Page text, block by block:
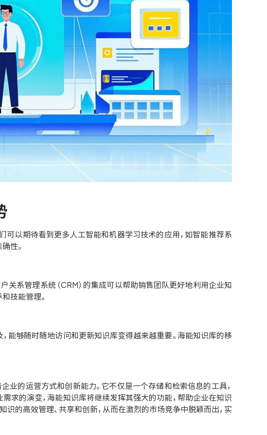
可以期待看到更多人工智能和机器学习技术的应用，如智能推荐系
性。
关系管理系统（CRM）的集成可以帮助销售团队更好地利用企业知
技能管理。
能够随时随地访问和更新知识库变得越来越重要。海能知识库的移
业的运营方式和创新能力。它不仅是一个存储和检索信息的工具，
求的演变，海能知识库将继续发挥其强大的功能，帮助企业在知识
的高效管理、共享和创新，从而在激烈的市场竞争中脱颖而出，实